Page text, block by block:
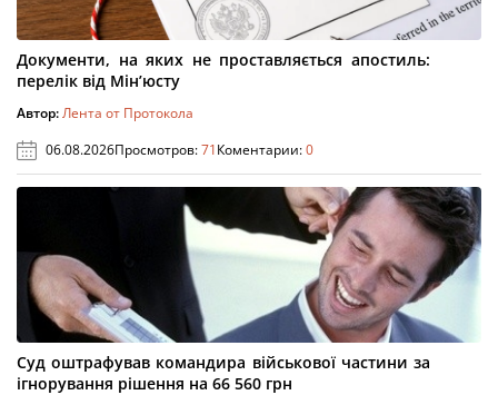
Документи, на яких не проставляється апостиль:
перелік від Мін’юсту
Автор:Лента от Протокола
06.08.2026Просмотров:71Коментарии:0
Суд оштрафував командира військової частини за
ігнорування рішення на 66 560 грн